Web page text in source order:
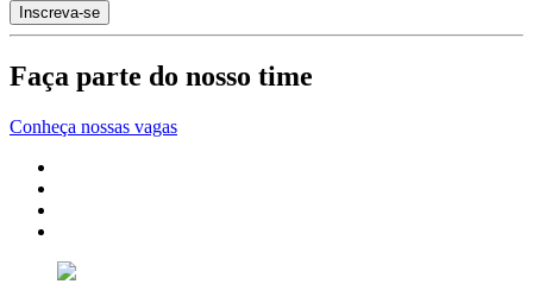
Faça parte do nosso time
Conheça nossas vagas